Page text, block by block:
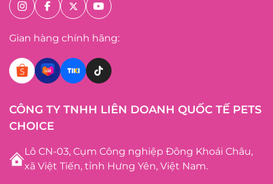
Gian hàng chính hãng:
CÔNG TY TNHH LIÊN DOANH QUỐC TẾ PETS
CHOICE
Lô CN-03, Cụm Công nghiệp Đông Khoái Châu,
xã Việt Tiến, tỉnh Hưng Yên, Việt Nam.